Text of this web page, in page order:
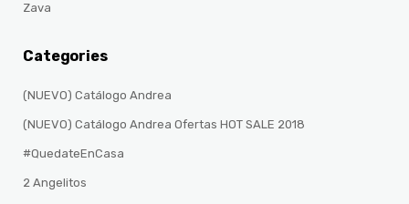
Zava
Categories
(NUEVO) Catálogo Andrea
(NUEVO) Catálogo Andrea Ofertas HOT SALE 2018
#QuedateEnCasa
2 Angelitos